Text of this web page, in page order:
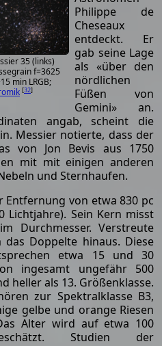
35 (links)
f=3625
min LRGB;
[32]
Philippe de
Cheseaux
entdeckt. Er
gab seine Lage
als «über den
nördlichen
Füßen von
Gemini» an.
angab, scheint die
Messier notierte, dass der
von Jon Bevis aus 1750
mit mit einigen anderen
und Sternhaufen.
Entfernung von etwa 830 pc
Lichtjahre). Sein Kern misst
Durchmesser. Verstreute
Doppelte hinaus. Diese
etwa 15 und 30
ingesamt ungefähr 500
heller als 13. Größenklasse.
zur Spektralklasse B3,
gelbe und orange Riesen
Alter wird auf etwa 100
Studien der